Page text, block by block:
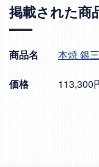
掲載された商
商品名 本焼 銀
価格 113,300